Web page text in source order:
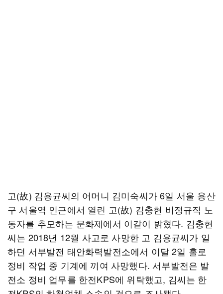
고(故) 김용균씨의 어머니 김미숙씨가 6일 서울 용산
구 서울역 인근에서 열린 고(故) 김충현 비정규직 노
동자를 추모하는 문화제에서 이같이 밝혔다. 김충현
씨는 2018년 12월 사고로 사망한 고 김용균씨가 일
하던 서부발전 태안화력발전소에서 이달 2일 홀로
정비 작업 중 기계에 끼여 사망했다. 서부발전은 발
전소 정비 업무를 한전KPS에 위탁했고, 김씨는 한